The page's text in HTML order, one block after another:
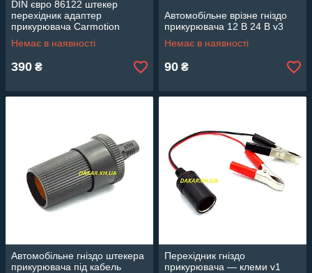
DIN євро 86122 штекер
перехідник адаптер
прикурювача Carmotion
Немає в наявності
390 ₴
Автомобільне врізне гніздо
прикурювача 12 В 24 В v3
Немає в наявності
90 ₴
Автомобільне гніздо штекера
прикурювача під кабель
Перехідник гніздо
прикурювача — клеми v1